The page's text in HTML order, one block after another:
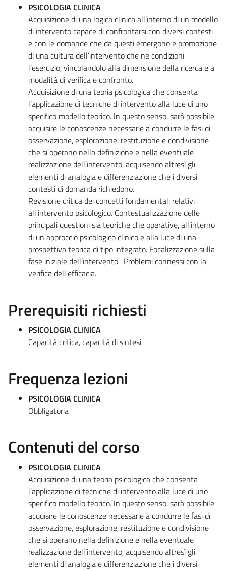
PSICOLOGIA CLINICA
Acquisizione di una logica clinica all’interno di un modello
di intervento capace di confrontarsi con diversi contesti
e con le domande che da questi emergono e promozione
di una cultura dell’intervento che ne condizioni
l’esercizio, vincolandolo alla dimensione della ricerca e a
modalità di verifica e confronto.
Acquisizione di una teoria psicologica che consenta
l’applicazione di tecniche di intervento alla luce di uno
specifico modello teorico. In questo senso, sarà possibile
acquisire le conoscenze necessarie a condurre le fasi di
osservazione, esplorazione, restituzione e condivisione
che si operano nella definizione e nella eventuale
realizzazione dell’intervento, acquisendo altresì gli
elementi di analogia e differenziazione che i diversi
contesti di domanda richiedono.
Revisione critica dei concetti fondamentali relativi
all'intervento psicologico. Contestualizzazione delle
principali questioni sia teoriche che operative, all'interno
di un approccio psicologico clinico e alla luce di una
prospettiva teorica di tipo integrato. Focalizzazione sulla
fase iniziale dell’intervento . Problemi connessi con la
verifica dell'efficacia.
Prerequisiti richiesti
PSICOLOGIA CLINICA
Capacità critica, capacità di sintesi
Frequenza lezioni
PSICOLOGIA CLINICA
Obbligatoria
Contenuti del corso
PSICOLOGIA CLINICA
Acquisizione di una teoria psicologica che consenta
l’applicazione di tecniche di intervento alla luce di uno
specifico modello teorico. In questo senso, sarà possibile
acquisire le conoscenze necessarie a condurre le fasi di
osservazione, esplorazione, restituzione e condivisione
che si operano nella definizione e nella eventuale
realizzazione dell’intervento, acquisendo altresì gli
elementi di analogia e differenziazione che i diversi